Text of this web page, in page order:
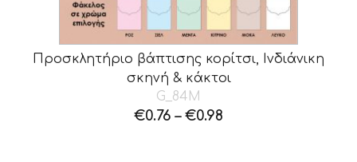
Προσκλητήριο βάπτισης κορίτσι, Ινδιάνικη
σκηνή & κάκτοι
G_84M
€0.76 – €0.98